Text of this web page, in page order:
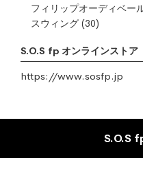
フィリップオーディベー
スウィング (30)
S.O.S fp オンラインストア
https://www.sosfp.jp
S.O.S